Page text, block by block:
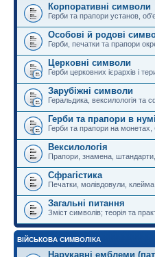
Корпоративні символи
Герби та прапори установ,
Особові й родові
Герби, печатки та прапори
Церковні символи
Герби церковних ієрархів і
Зарубіжні символи
Геральдика, вексилологія та
Герби та прапори в
Герби та прапори на монетах,
Вексилологія
Прапори, знамена,
Сфрагістика
Печатки, молівдовули, клейма
Загальні питання
Зміст символів; теорія та
ВІЙСЬКОВА СИМВОЛІКА
Нарукавні емблеми